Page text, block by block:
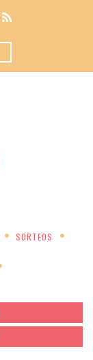
SORTEOS